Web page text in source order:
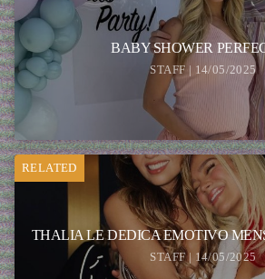
BABY SHOWER
STAFF | 14/05/2025
RELATED
THALIA LE DEDICA EMOTIVO
STAFF | 14/05/2025